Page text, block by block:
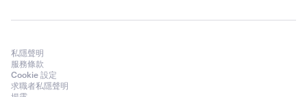
私隱聲明
服務條款
Cookie 設定
求職者私隱聲明